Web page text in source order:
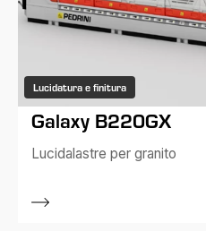
Lucidatura e finitura
Galaxy B220GX
Lucidalastre per granito